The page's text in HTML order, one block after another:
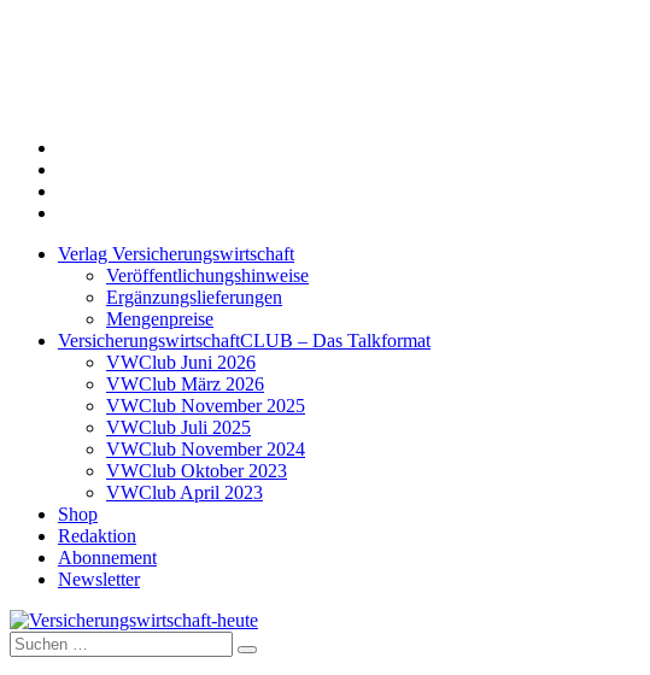
Verlag Versicherungswirtschaft
Veröffentlichungshinweise
Ergänzungslieferungen
Mengenpreise
VersicherungswirtschaftCLUB – Das Talkformat
VWClub Juni 2026
VWClub März 2026
VWClub November 2025
VWClub Juli 2025
VWClub November 2024
VWClub Oktober 2023
VWClub April 2023
Shop
Redaktion
Abonnement
Newsletter
Versicherungswirtschaft-heute
Suche
nach: